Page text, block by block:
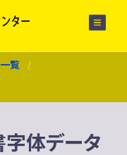
覧
字体データ